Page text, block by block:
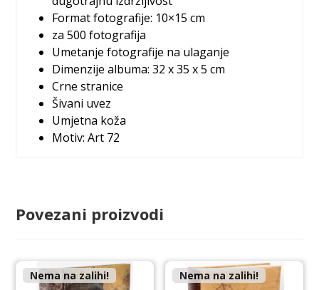
Format fotografije: 10×15 cm
za 500 fotografija
Umetanje fotografije na ulaganje
Dimenzije albuma:32 x 35 x 5 cm
Crne stranice
Šivani uvez
Umjetna koža
Motiv: Art 72
Povezani proizvodi
Nema na zalihi! Nema na zalihi!